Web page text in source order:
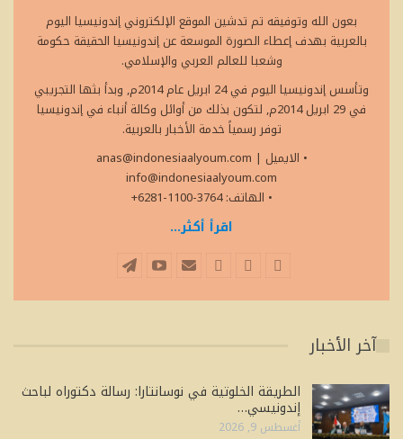
بعون الله وتوفيقه تم تدشين الموقع الإلكتروني إندونيسيا اليوم
بالعربية بهدف إعطاء الصورة الموسعة عن إندونيسيا الحقيقة حكومة
وشعبا للعالم العربي والإسلامي.
وتأسس إندونيسيا اليوم في 24 ابريل عام 2014م, وبدأ بثها التجريبي
في 29 ابريل 2014م, لتكون بذلك من أوائل وكالة أنباء في إندونيسيا
توفر رسمياً خدمة الأخبار بالعربية.
• الايميل
anas@indonesiaalyoum.com |
info@indonesiaalyoum.com
• الهاتف: 3764-1100-6281+
اقرأ أكثر...
آخر الأخبار
الطريقة الخلوتية في نوسانتارا: رسالة دكتوراه لباحث
إندونيسي…
أغسطس 9, 2026